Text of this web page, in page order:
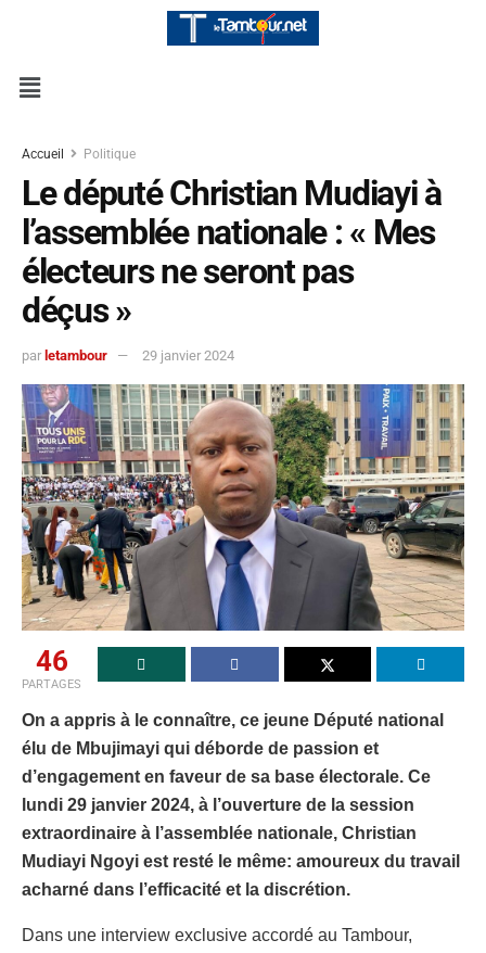
Accueil Politique
Le député Christian Mudiayi à
l’assemblée nationale : « Mes
électeurs ne seront pas
déçus »
par letambour 29 janvier 2024
46
PARTAGES
On a appris à le connaître, ce jeune Député national
élu de Mbujimayi qui déborde de passion et
d’engagement en faveur de sa base électorale. Ce
lundi 29 janvier 2024, à l’ouverture de la session
extraordinaire à l’assemblée nationale, Christian
Mudiayi Ngoyi est resté le même: amoureux du travail
acharné dans l’efficacité et la discrétion.
Dans une interview exclusive accordé au Tambour,